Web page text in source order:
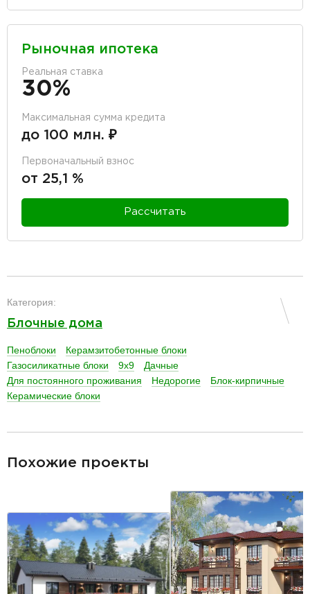
Рыночная ипотека
Реальная ставка
30%
Максимальная сумма кредита
до 100 млн. ₽
Первоначальный взнос
от 25,1 %
Рассчитать
Категория:
Блочные дома
Пеноблоки
Керамзитобетонные блоки
Газосиликатные блоки
9х9
Дачные
Для постоянного проживания
Недорогие
Блок-кирпичные
Керамические блоки
Похожие проекты